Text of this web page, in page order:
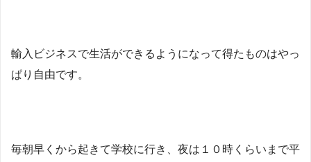
輸入ビジネスで生活ができるようになって得たものはやっ
ぱり自由です。
毎朝早くから起きて学校に行き、夜は１０時くらいまで平